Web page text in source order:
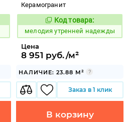
Керамогранит
966807
Код товара:
мелодия утренней надежды
Цена
8 951 руб./м²
НАЛИЧИЕ: 23.88 М²
Заказ в 1 клик
В корзину